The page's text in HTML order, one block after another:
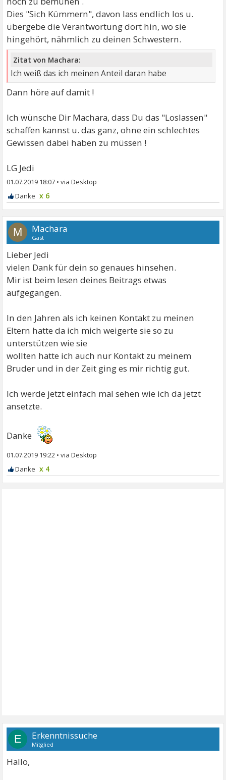
Dies "Sich Kümmern", davon lass endlich los u.
übergebe die Verantwortung dort hin, wo sie
hingehört, nähmlich zu deinen Schwestern.
Zitat von Machara:
Ich weiß das ich meinen Anteil daran habe
Dann höre auf damit !
Ich wünsche Dir Machara, dass Du das "Loslassen"
schaffen kannst u. das ganz, ohne ein schlechtes
Gewissen dabei haben zu müssen !
LG Jedi
01.07.2019 18:07 •
x 6
M Machara
Gast
Lieber Jedi
vielen Dank für dein so genaues hinsehen.
Mir ist beim lesen deines Beitrags etwas
aufgegangen.
In den Jahren als ich keinen Kontakt zu meinen
Eltern hatte da ich mich weigerte sie so zu
unterstützen wie sie
wollten hatte ich auch nur Kontakt zu meinem
Bruder und in der Zeit ging es mir richtig gut.
Ich werde jetzt einfach mal sehen wie ich da jetzt
ansetzte.
Danke
01.07.2019 19:22 •
x 4
E Erkenntnissuche
Mitglied
Hallo,